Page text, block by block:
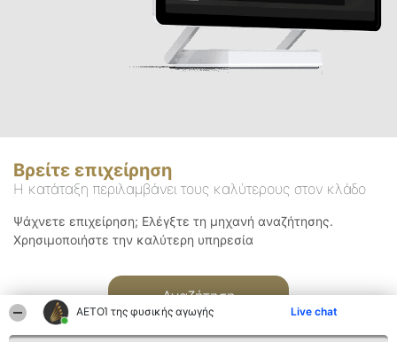
ΑΕΤΟΊ της φυσικής αγωγής Live chat
Βρείτε επιχείρηση
Η κατάταξη περιλαμβάνει τους καλύτερους στον κλάδο
Ψάχνετε επιχείρηση; Ελέγξτε τη μηχανή αναζήτησης.
Χρησιμοποιήστε την καλύτερη υπηρεσία
Αναζήτηση